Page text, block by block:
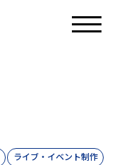
ライブ・イベント制作